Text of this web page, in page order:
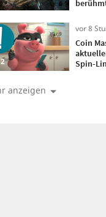
welcher
2
vor 8
Coin
Spin-
anzeigen